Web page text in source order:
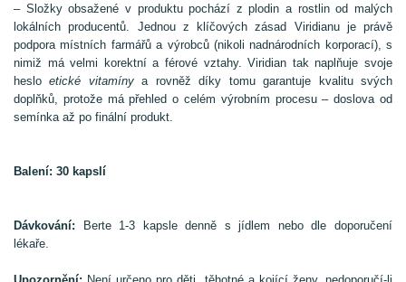
– Složky obsažené v produktu pochází z plodin a rostlin od malých
lokálních producentů. Jednou z klíčových zásad Viridianu je právě
podpora místních farmářů a výrobců (nikoli nadnárodních korporací), s
nimiž má velmi korektní a férové vztahy. Viridian tak naplňuje svoje
hesloetické vitamínya rovněž díky tomu garantuje kvalitu svých
doplňků, protože má přehled o celém výrobním procesu – doslova od
semínka až po finální produkt.
Balení: 30 kapslí
Dávkování: Berte 1-3 kapsle denně s jídlem nebo dle doporučení
lékaře.